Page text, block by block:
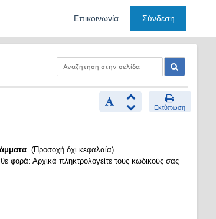
Επικοινωνία Σύνδεση
Εκτύπωση
(Προσοχή όχι κεφαλαία).
φορά: Αρχικά πληκτρολογείτε τους κωδικούς σας